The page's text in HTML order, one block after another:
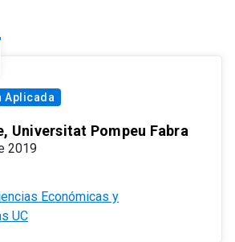
Aplicada
Universitat Pompeu Fabra
2019
Económicas y
UC